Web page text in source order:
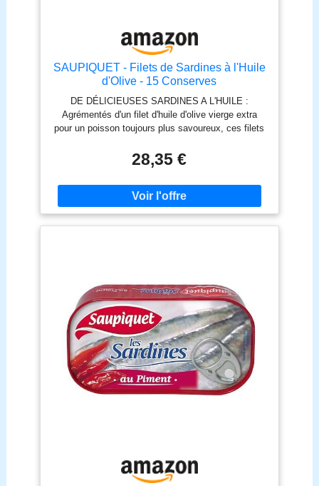
SAUPIQUET - Filets de Sardines à l'Huile
d'Olive - 15 Conserves
DE DÉLICIEUSES SARDINES A L'HUILE :
Agrémentés d'un filet d'huile d'olive vierge extra
pour un poisson toujours plus savoureux, ces filets
quels ou accompagner vos plats chauds ou froids.
DES FILETS SOIGNEUSEMENT PRÉPARÉS :
Minutieusement préparés et délicatement mis en
boîte à la main ces filets de poisson sans arêtes
vous offrent le meilleur de la sardine pour vous
régaler au quotidien. TRAÇABILITÉ GARANTIE :
Saupiquet. ADOPTER ET PROMOUVOIR UNE
ALIMENTATION SAINE : ces filets de sardines en
boîte sont préparés avec soin, sans ajout de
conservateurs, sans colorants, ni arômes artificiels.
Naturellement riches en Oméga 3. LA TOUCHE
SAUPIQUET : c'est une touche de créativité et de
passion, pour le poisson, pour son goût et pour
votre plaisir. Une manière unique de cuisiner depuis
28,35 €